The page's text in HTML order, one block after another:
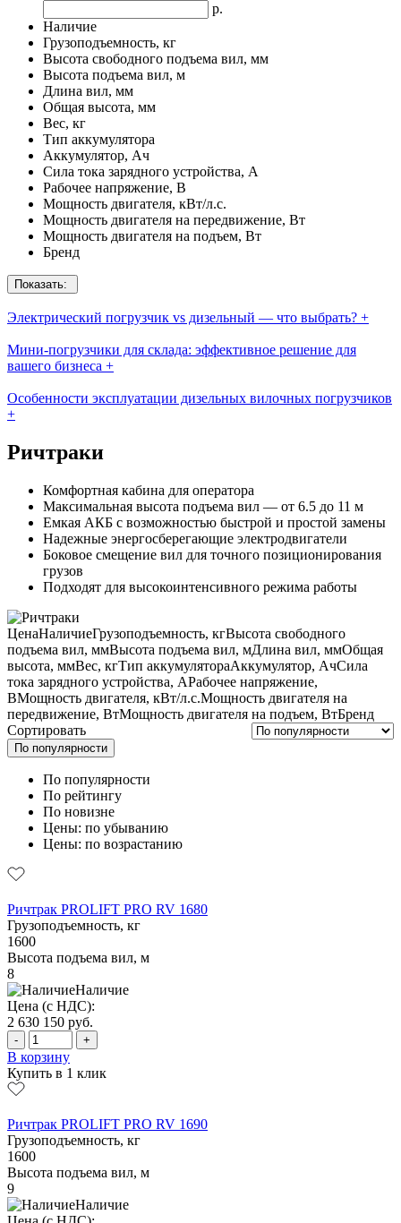
р.
Наличие
Грузоподъемность, кг
Высота свободного подъема вил, мм
Высота подъема вил, м
Длина вил, мм
Общая высота, мм
Вес, кг
Тип аккумулятора
Аккумулятор, Ач
Сила тока зарядного устройства, А
Рабочее напряжение, В
Мощность двигателя, кВт/л.с.
Мощность двигателя на передвижение, Вт
Мощность двигателя на подъем, Вт
Бренд
Показать:
Электрический погрузчик vs дизельный — что выбрать? +
Мини-погрузчики для склада: эффективное решение для
вашего бизнеса +
Особенности эксплуатации дизельных вилочных погрузчиков
+
Ричтраки
Комфортная кабина для оператора
Максимальная высота подъема вил — от 6.5 до 11 м
Емкая АКБ с возможностью быстрой и простой замены
Надежные энергосберегающие электродвигатели
Боковое смещение вил для точного позиционирования
грузов
Подходят для высокоинтенсивного режима работы
ЦенаНаличиеГрузоподъемность, кгВысота свободного
подъема вил, ммВысота подъема вил, мДлина вил, ммОбщая
высота, ммВес, кгТип аккумулятораАккумулятор, АчСила
тока зарядного устройства, АРабочее напряжение,
ВМощность двигателя, кВт/л.с.Мощность двигателя на
передвижение, ВтМощность двигателя на подъем, ВтБренд
Сортировать
По популярности
По популярности
По рейтингу
По новизне
Цены: по убыванию
Цены: по возрастанию
Ричтрак PROLIFT PRO RV 1680
Грузоподъемность, кг
1600
Высота подъема вил, м
8
Наличие
Цена (с НДС):
2 630 150 руб.
- +
В корзину
Купить в 1 клик
Ричтрак PROLIFT PRO RV 1690
Грузоподъемность, кг
1600
Высота подъема вил, м
9
Наличие